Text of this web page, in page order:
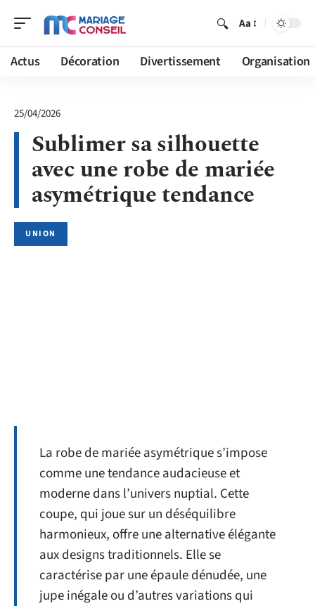
Aa
Actus Décoration Divertissement Organisation
25/04/2026
Sublimer sa silhouette
avec une robe de mariée
asymétrique tendance
UNION
La robe de mariée asymétrique s’impose
comme une tendance audacieuse et
moderne dans l’univers nuptial. Cette
coupe, qui joue sur un déséquilibre
harmonieux, offre une alternative élégante
aux designs traditionnels. Elle se
caractérise par une épaule dénudée, une
jupe inégale ou d’autres variations qui